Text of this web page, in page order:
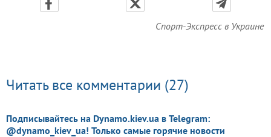
Спорт-Экспресс в Украине
Читать все комментарии (27)
Подписывайтесь на Dynamo.kiev.ua в Telegram:
@dynamo_kiev_ua! Только самые горячие новости